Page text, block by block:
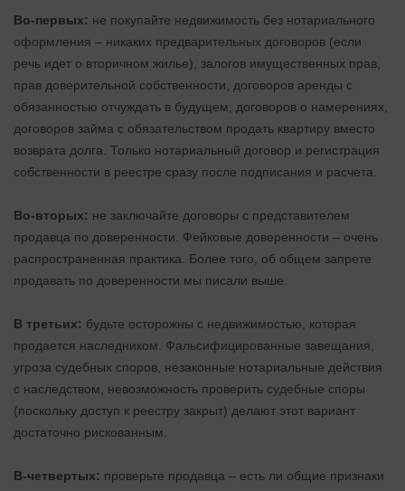
Во-первых: не покупайте недвижимость без нотариального
оформления – никаких предварительных договоров (если
речь идет о вторичном жилье), залогов имущественных прав,
прав доверительной собственности, договоров аренды с
обязанностью отчуждать в будущем, договоров о намерениях,
договоров займа с обязательством продать квартиру вместо
возврата долга. Только нотариальный договор и регистрация
собственности в реестре сразу после подписания и расчета.
Во-вторых: не заключайте договоры с представителем
продавца по доверенности. Фейковые доверенности – очень
распространенная практика. Более того, об общем запрете
продавать по доверенности мы писали выше.
В третьих: будьте осторожны с недвижимостью, которая
продается наследником. Фальсифицированные завещания,
угроза судебных споров, незаконные нотариальные действия
с наследством, невозможность проверить судебные споры
(поскольку доступ к реестру закрыт) делают этот вариант
достаточно рискованным.
В-четвертых: проверьте продавца – есть ли общие признаки